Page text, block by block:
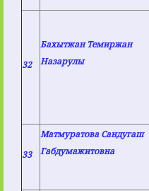
32
Бахытжан Темиржан
Назарулы
33
Матмуратова Сандугаш
Габдумажитовна